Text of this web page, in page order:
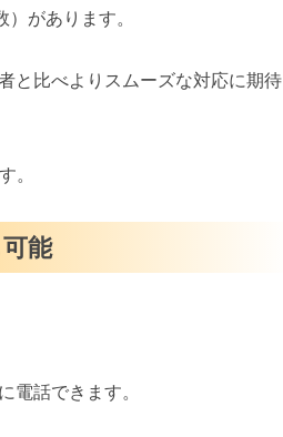
があります。
と比べよりスムーズな対応に期待
。
能
電話できます。